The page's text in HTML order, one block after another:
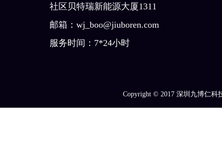
Copyright © 2017 深圳九博仁科
社区贝特瑞新能源大厦1311
邮箱：wj_boo@jiuboren.com
服务时间：7*24小时